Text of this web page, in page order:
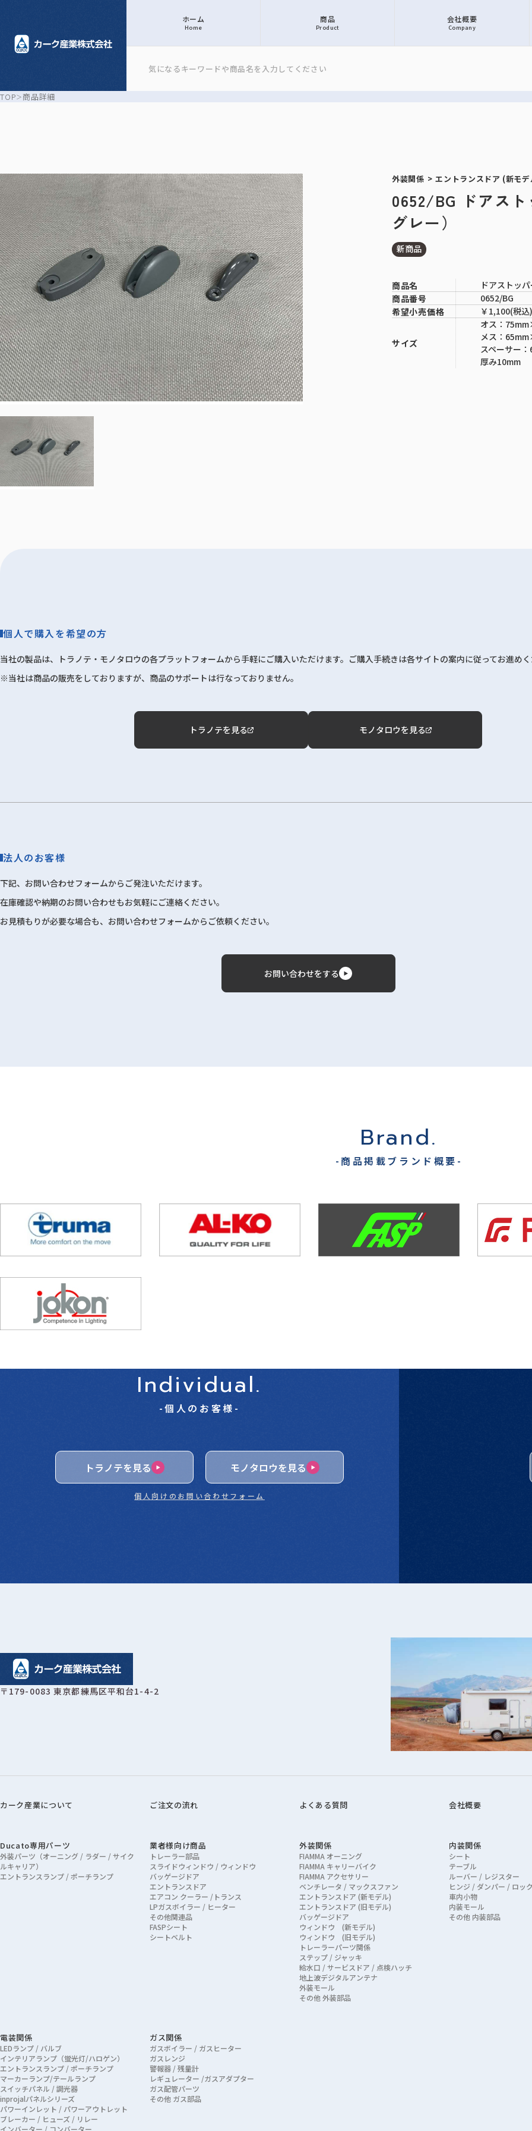
ホーム
Home
商品
Product
会社概要
Company
TOP 商品詳細
外装関係 > エントランスドア (新モ
0652/BG ドアス
グレー）
新商品
商品名
ドアストッ
商品番号
0652/BG
希望小売価格
￥1,100(税込)
サイズ
オス：
メス：
スペーサー
厚み10mm
個人で購入を希望の方
当社の製品は、トラノテ・モノタロウの各プラットフォームから手軽にご購入いただけます。ご購入手続きは各サイトの案内に従ってお進め
※当社は商品の販売をしておりますが、商品のサポートは行なっておりません。
トラノテを見る モノタロウを見る
法人のお客様
下記、お問い合わせフォームからご発注いただけます。
在庫確認や納期のお問い合わせもお気軽にご連絡ください。
お見積もりが必要な場合も、お問い合わせフォームからご依頼ください。
お問い合わせをする
Brand.
-商品掲載ブランド概要-
Individual.
-個人のお客様-
トラノテを見る モノタロウを見る
個人向けのお問い合わせフォーム
〒179-0083 東京都練馬区平和台1-4-2
カーク産業について ご注文の流れ よくある質問 会社概要
Ducato専用パーツ
外装パーツ（オーニング / ラダー / サイク
ルキャリア）
エントランスランプ / ポーチランプ
業者様向け商品
トレーラー部品
スライドウィンドウ / ウィンドウ
バッゲージドア
エントランスドア
エアコン クーラー /トランス
LPガスボイラー / ヒーター
その他関連品
FASPシート
シートベルト
外装関係
FIAMMA オーニング
FIAMMA キャリーバイク
FIAMMA アクセサリー
ベンチレータ / マックスファン
エントランスドア (新モデル)
エントランスドア (旧モデル)
バッゲージドア
ウィンドウ (新モデル)
ウィンドウ (旧モデル)
トレーラーパーツ関係
ステップ / ジャッキ
給水口 / サービスドア / 点検ハッチ
地上波デジタルアンテナ
外装モール
その他 外装部品
内装関係
シート
テーブル
ルーバー / レジスター
ヒンジ / ダンパー / ロッ
車内小物
内装モール
その他 内装部品
電装関係
LEDランプ / バルブ
インテリアランプ（蛍光灯/ハロゲン）
エントランスランプ / ポーチランプ
マーカーランプ/テールランプ
スイッチパネル / 調光器
inprojalパネルシリーズ
パワーインレット / パワーアウトレット
ブレーカー / ヒューズ / リレー
インバーター / コンバーター
ガス関係
ガスボイラー / ガスヒーター
ガスレンジ
警報器 / 残量計
レギュレーター /ガスアダプター
ガス配管パーツ
その他 ガス部品